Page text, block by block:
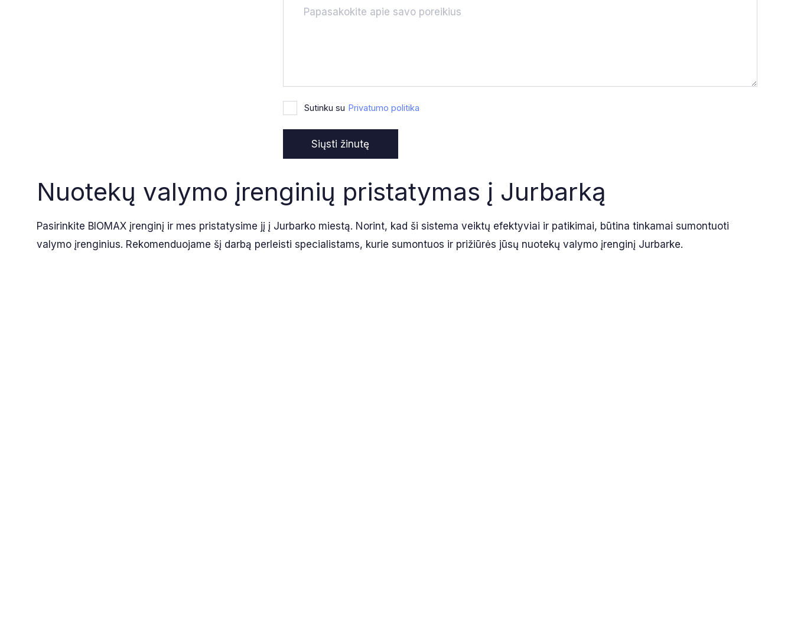
Sutinku su Privatumo politika
Nuotekų valymo įrenginių pristatymas į Jurbarką
Pasirinkite BIOMAX įrenginį ir mes pristatysime jį į Jurbarko miestą. Norint, kad ši sistema veiktų efektyviai ir patikimai, būtina tinkamai sumontuoti
valymo įrenginius. Rekomenduojame šį darbą perleisti specialistams, kurie sumontuos ir prižiūrės jūsų nuotekų valymo įrenginį Jurbarke.